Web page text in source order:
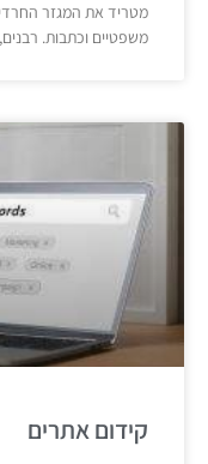
מטריד את המגזר
משפטיים וכתבות.
קידום אתרים